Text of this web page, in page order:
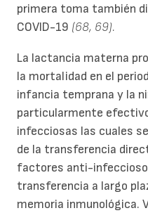
primera toma también
COVID-19 (68, 69).
La lactancia materna
la mortalidad en el
infancia temprana y la
particularmente
infecciosas las cuales
de la transferencia
factores anti-
transferencia a largo
memoria inmunológica.